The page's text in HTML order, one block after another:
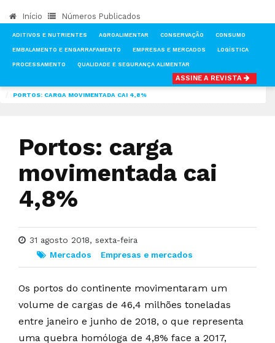
Início Números Publicados
ADITIVOS E NUTRIENTES AGROALIMENTAR CONSERVAÇÃO CONSUMO
EMBALAMENTO E ENGARRAFAMENTO EMPRESAS E MERCADOS LOGÍSTICA
PROCESSAMENTO QUALIDADE E SEGURANÇA ALIMENTAR
ASSINE A REVISTA
PORTOS: CARGA MOVIMENTADA CAI 4,8%
Portos: carga
movimentada cai
4,8%
31 agosto 2018, sexta-feira
Mercados
Empresas e mercados
Os portos do continente movimentaram um
volume de cargas de 46,4 milhões toneladas
entre janeiro e junho de 2018, o que representa
uma quebra homóloga de 4,8% face a 2017,